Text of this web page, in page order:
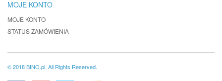
MOJE KONTO
MOJE KONTO
STATUS ZAMÓWIENIA
© 2018 BINO.pl. All Rights Reserved.